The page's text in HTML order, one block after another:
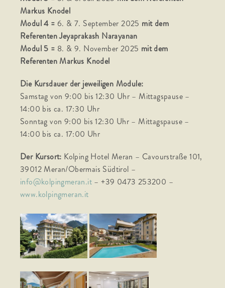
Markus Knodel
Modul 4 = 6. & 7. September 2025 mit dem
Referenten Jeyaprakash Narayanan
Modul 5 = 8. & 9. November 2025 mit dem
Referenten Markus Knodel
Die Kursdauer der jeweiligen Module:
Samstag von 9:00 bis 12:30 Uhr – Mittagspause –
14:00 bis ca. 17:30 Uhr
Sonntag von 9:00 bis 12:30 Uhr – Mittagspause –
14:00 bis ca. 17:00 Uhr
Der Kursort: Kolping Hotel Meran – Cavourstraße 101,
39012 Meran/Obermais Südtirol –
info@kolpingmeran.it – +39 0473 253200 –
www.kolpingmeran.it